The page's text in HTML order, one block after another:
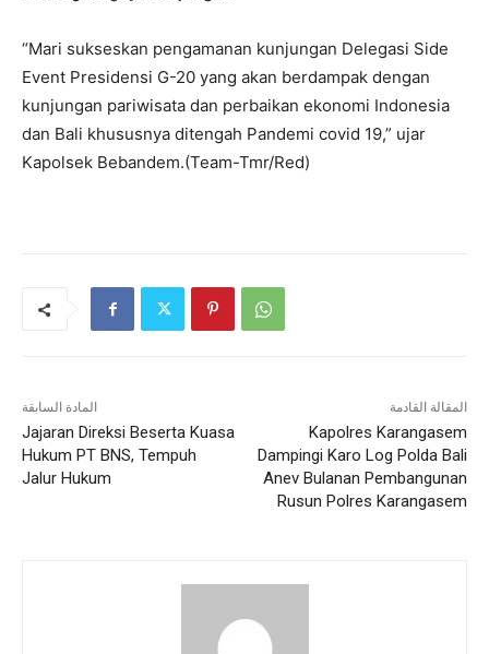
“Mari sukseskan pengamanan kunjungan Delegasi Side
Event Presidensi G-20 yang akan berdampak dengan
kunjungan pariwisata dan perbaikan ekonomi Indonesia
dan Bali khususnya ditengah Pandemi covid 19,” ujar
Kapolsek Bebandem.(Team-Tmr/Red)
المادة السابقة
Jajaran Direksi Beserta Kuasa
Hukum PT BNS, Tempuh
Jalur Hukum
المقالة القادمة
Kapolres Karangasem
Dampingi Karo Log Polda Bali
Anev Bulanan Pembangunan
Rusun Polres Karangasem